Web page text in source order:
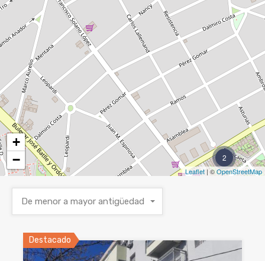
2
+
−
Leaflet | ©OpenStreetMap
De menor a mayor antigüedad
Destacado